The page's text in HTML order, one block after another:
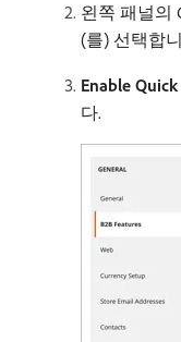
왼쪽 패널의
(를) 선택합
Enable
다.